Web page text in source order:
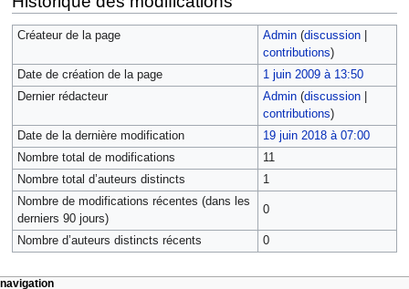
Créateur de la page Admin (discussion|
contributions)
Date de création de la page
1 juin 2009 à 13:50
Dernier rédacteur
Admin (discussion|
contributions)
Date de la dernière modification
19 juin 2018 à 07:00
Nombre total de modifications
11
Nombre total d’auteurs distincts
1
Nombre de modifications récentes (dans les
derniers 90 jours)
0
Nombre d’auteurs distincts récents 0
navigation